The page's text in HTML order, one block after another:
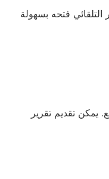
يتيح لك الزر التلقائي فتحه بسهولة
يمكن تقديم تقرير